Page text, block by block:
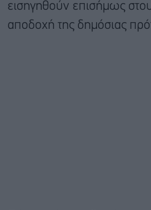
εισηγηθούν επισήμως
αποδοχή της δημόσιας